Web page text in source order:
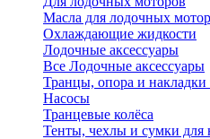
Масла для лодочных
Охлаждающие жидкости
Лодочные аксессуары
Все Лодочные аксессуары
Транцы, опора и накладки
Насосы
Транцевые колёса
Тенты, чехлы и сумки для